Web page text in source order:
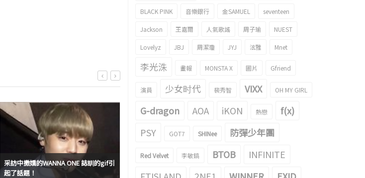
采訪中撒嬌的WANNA ONE 誌訓的gif引
起了話題！
成為了話題！
的結果
BLACK PINK 音樂銀行 金SAMUEL seventeen
Jackson 王嘉爾 人氣歌謠 周子瑜 NUEST
Lovelyz JBJ 周潔瓊 JYJ 泫雅 Mnet
李光洙 畫報 MONSTA X 圖片 Gfriend
演員 少女时代 裴秀智 VIXX OH MY GIRL
G-dragon AOA iKON 熱戀
f(x)
PSY
GOT7 SHINee 防彈少年團
Red Velvet 李敏鎬 BTOB
INFINITE